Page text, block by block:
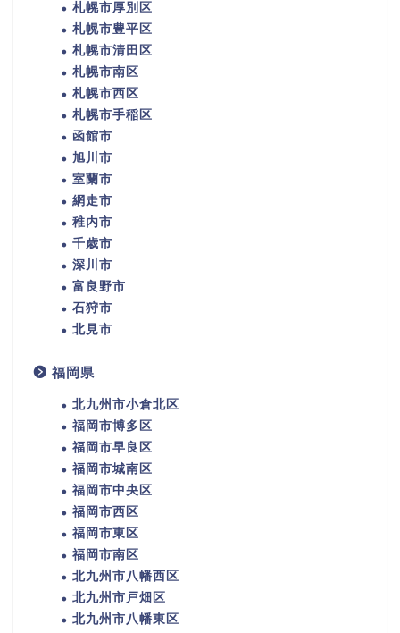
札幌市厚別区
札幌市豊平区
札幌市清田区
札幌市南区
札幌市西区
札幌市手稲区
函館市
旭川市
室蘭市
網走市
稚内市
千歳市
深川市
富良野市
石狩市
北見市
福岡県
北九州市小倉北区
福岡市博多区
福岡市早良区
福岡市城南区
福岡市中央区
福岡市西区
福岡市東区
福岡市南区
北九州市八幡西区
北九州市戸畑区
北九州市八幡東区